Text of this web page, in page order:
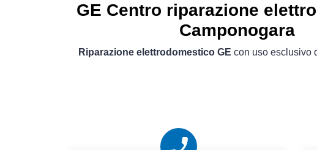
GE Centro riparazione
Camponogara
Riparazione elettrodomestico GE con uso esclusivo